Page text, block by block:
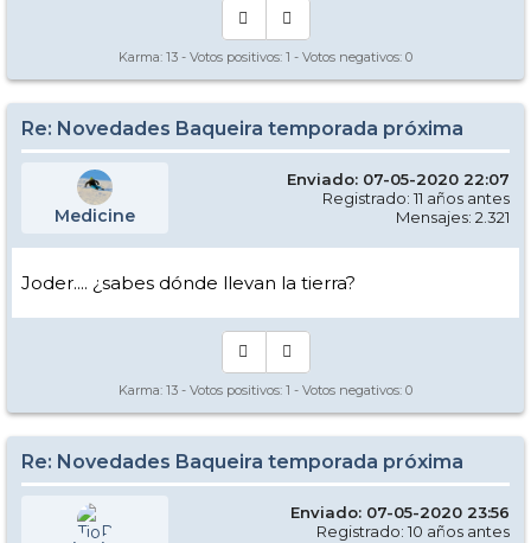
Karma: 13 - Votos positivos: 1 - Votos negativos: 0
Re: Novedades Baqueira temporada próxima
Medicine
Enviado: 07-05-2020 22:07
Registrado: 11 años antes
Mensajes: 2.321
Joder.... ¿sabes dónde llevan la tierra?
Karma: 13 - Votos positivos: 1 - Votos negativos: 0
Re: Novedades Baqueira temporada próxima
Enviado: 07-05-2020 23:56
Registrado: 10 años antes